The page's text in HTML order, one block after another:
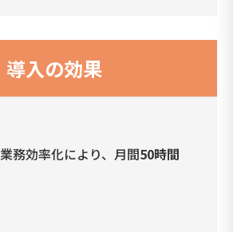
導入の効果
務効率化により、月間50時間